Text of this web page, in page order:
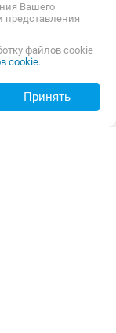
для стирки
для выбора
Вашего
представления
файлов cookie
cookie.
Принять